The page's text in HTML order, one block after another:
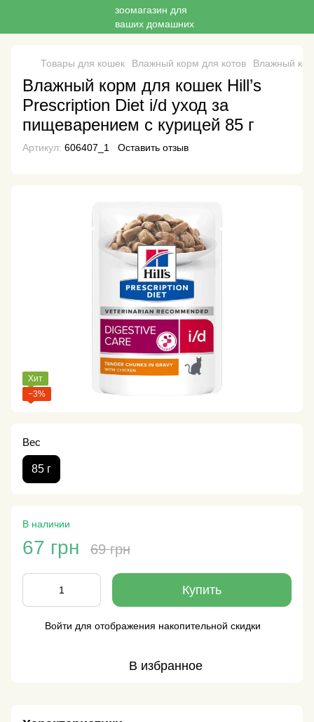
Товары для кошек Влажный корм для котов Влажный
Влажный корм для кошек Hill’s
Prescription Diet i/d уход за
пищеварением с курицей 85 г
Артикул: 606407_1 Оставить отзыв
Хит
−3%
Вес
85 г
В наличии
67 грн 69 грн
Купить
Войти для отображения накопительной скидки
В избранное